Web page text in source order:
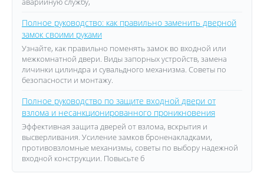
Полное руководство: как правильно заменить дверной
замок своими руками
Узнайте, как правильно поменять замок во входной или
межкомнатной двери. Виды запорных устройств, замена
личинки цилиндра и сувальдного механизма. Советы по
безопасности и монтажу.
Полное руководство по защите входной двери от
взлома и несанкционированного проникновения
Эффективная защита дверей от взлома, вскрытия и
высверливания. Усиление замков броненакладками,
противовзломные механизмы, советы по выбору надежной
входной конструкции. Повысьте б